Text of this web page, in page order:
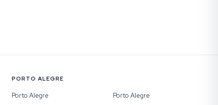
PORTO ALEGRE
Porto Alegre
Porto Alegre